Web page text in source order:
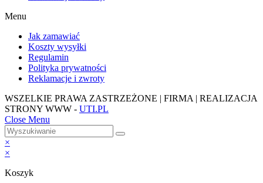
Menu
Jak zamawiać
Koszty wysyłki
Regulamin
Polityka prywatności
Reklamacje i zwroty
WSZELKIE PRAWA ZASTRZEŻONE | FIRMA | REALIZACJA
STRONY WWW - UTI.PL
Close Menu
×
×
Koszyk